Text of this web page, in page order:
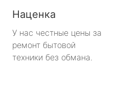
Наценка
У нас честные цены за
ремонт бытовой
техники без обмана.